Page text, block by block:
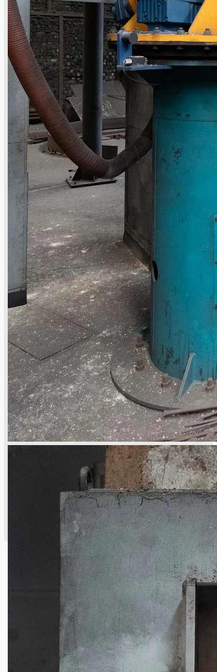
Teams
日本語
English
简体中文